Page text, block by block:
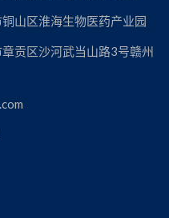
山区淮海生物医药产业园
贡区沙河武当山路3号赣州